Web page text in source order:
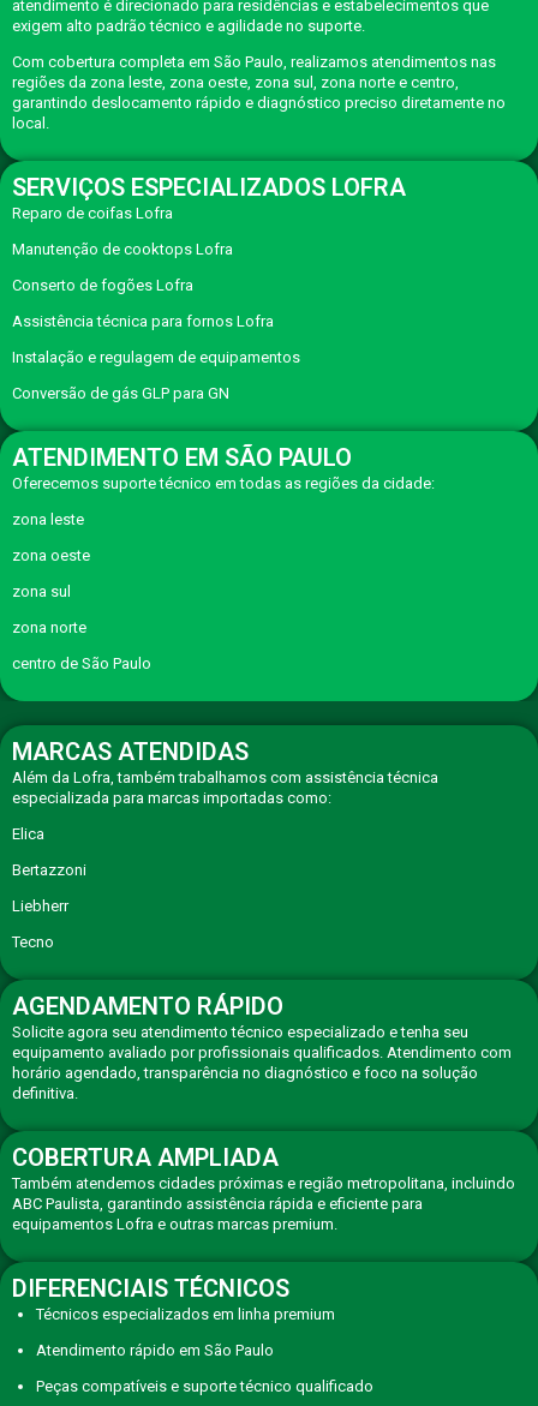
atendimento é direcionado para residências e estabelecimentos que
exigem alto padrão técnico e agilidade no suporte.
Com cobertura completa em São Paulo, realizamos atendimentos nas
regiões da zona leste, zona oeste, zona sul, zona norte e centro,
garantindo deslocamento rápido e diagnóstico preciso diretamente no
local.
SERVIÇOS ESPECIALIZADOS LOFRA
Reparo de coifas Lofra
Manutenção de cooktops Lofra
Conserto de fogões Lofra
Assistência técnica para fornos Lofra
Instalação e regulagem de equipamentos
Conversão de gás GLP para GN
ATENDIMENTO EM SÃO PAULO
Oferecemos suporte técnico em todas as regiões da cidade:
zona leste
zona oeste
zona sul
zona norte
centro de São Paulo
MARCAS ATENDIDAS
Além da Lofra, também trabalhamos com assistência técnica
especializada para marcas importadas como:
Elica
Bertazzoni
Liebherr
Tecno
AGENDAMENTO RÁPIDO
Solicite agora seu atendimento técnico especializado e tenha seu
equipamento avaliado por profissionais qualificados. Atendimento com
horário agendado, transparência no diagnóstico e foco na solução
definitiva.
COBERTURA AMPLIADA
Também atendemos cidades próximas e região metropolitana, incluindo
ABC Paulista, garantindo assistência rápida e eficiente para
equipamentos Lofra e outras marcas premium.
DIFERENCIAIS TÉCNICOS
Técnicos especializados em linha premium
Atendimento rápido em São Paulo
Peças compatíveis e suporte técnico qualificado